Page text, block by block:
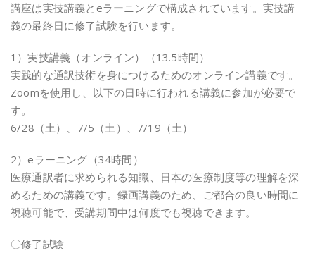
講座は実技講義とeラーニングで構成されています。実技講
義の最終日に修了試験を行います。
1）実技講義（オンライン）（13.5時間）
実践的な通訳技術を身につけるためのオンライン講義です。
Zoomを使用し、以下の日時に行われる講義に参加が必要で
す。
6/28（土）、7/5（土）、7/19（土）
2）eラーニング（34時間）
医療通訳者に求められる知識、日本の医療制度等の理解を深
めるための講義です。録画講義のため、ご都合の良い時間に
視聴可能で、受講期間中は何度でも視聴できます。
〇修了試験